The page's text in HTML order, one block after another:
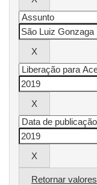
Retornar valores